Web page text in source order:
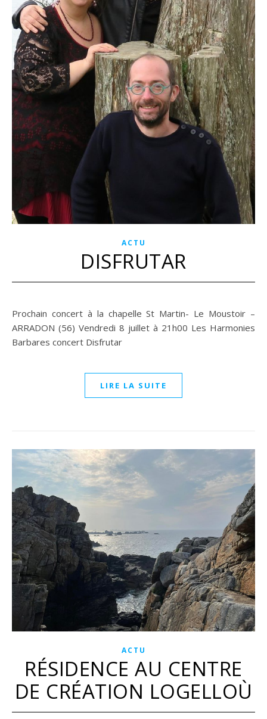
ACTU
DISFRUTAR
Prochain concert à la chapelle St Martin- Le Moustoir –
ARRADON (56) Vendredi 8 juillet à 21h00 Les Harmonies
Barbares concert Disfrutar
LIRE LA SUITE
ACTU
RÉSIDENCE AU CENTRE
DE CRÉATION LOGELLOÙ